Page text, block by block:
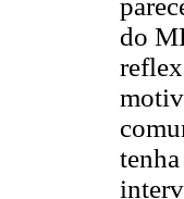
do